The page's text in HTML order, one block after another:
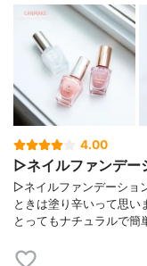
4.00
▷ネイルファンデー
▷ネイルファンデーショ
ときは塗り辛いって思い
とってもナチュラルで簡